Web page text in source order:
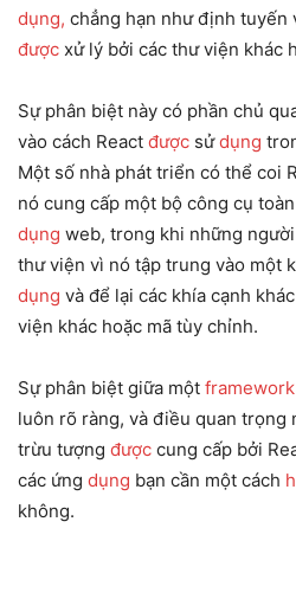
dụng, chẳng hạn như định tuyến
được xử lý bởi các thư viện khác
Sự phân biệt này có phần chủ
vào cách React được sửdụng
Một số nhà phát triển có thể coi
nó cung cấp một bộ công cụ
dụng web, trong khi những
thư viện vì nó tập trung vào một
dụng và để lại các khía cạnh
viện khác hoặc mã tùy chỉnh.
Sự phân biệt giữa một framework
luôn rõ ràng, và điều quan trọng
trừu tượng được cung cấp bởi
các ứng dụng bạn cần một cách
không.